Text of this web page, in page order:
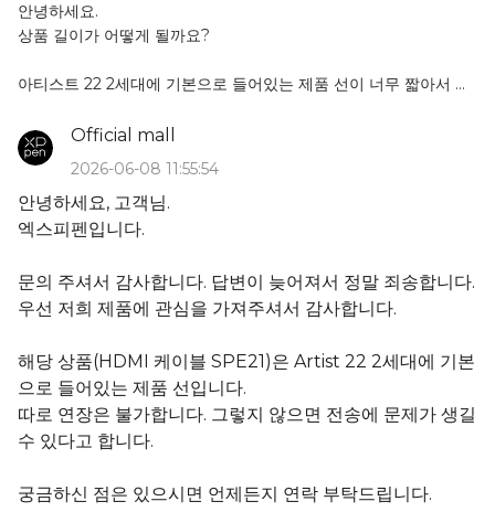
안녕하세요.
상품 길이가 어떻게 될까요?
아티스트 22 2세대에 기본으로 들어있는 제품 선이 너무 짧아서 새
같은 제품이라면 따로 케이블을 연장할 수 있는 방안이 있을까요?
Official mall
2026-06-08 11:55:54
안녕하세요, 고객님.
엑스피펜입니다.
문의 주셔서 감사합니다. 답변이 늦어져서 정말 죄송합니다.
우선 저희 제품에 관심을 가져주셔서 감사합니다.
해당 상품(HDMI 케이블 SPE21)은 Artist 22 2세대에 기본
으로 들어있는 제품 선입니다.
따로 연장은 불가합니다. 그렇지 않으면 전송에 문제가 생길
수 있다고 합니다.
궁금하신 점은 있으시면 언제든지 연락 부탁드립니다.